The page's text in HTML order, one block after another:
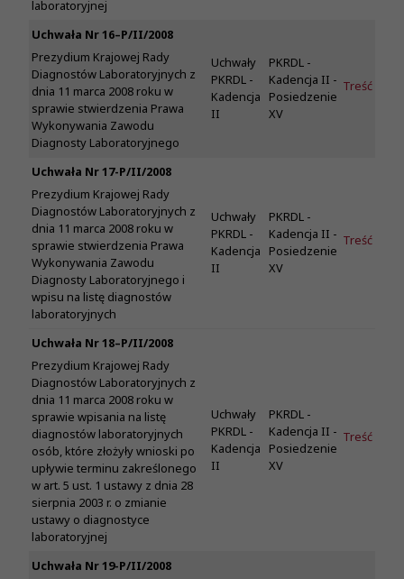
laboratoryjnej
Uchwała Nr 16–P/II/2008
Prezydium Krajowej Rady
Diagnostów Laboratoryjnych z
dnia 11 marca 2008 roku w
sprawie stwierdzenia Prawa
Wykonywania Zawodu
Diagnosty Laboratoryjnego
Uchwały
PKRDL -
Kadencja
II
PKRDL -
Kadencja II -
Posiedzenie
XV
Treść
Uchwała Nr 17-P/II/2008
Prezydium Krajowej Rady
Diagnostów Laboratoryjnych z
dnia 11 marca 2008 roku w
sprawie stwierdzenia Prawa
Wykonywania Zawodu
Diagnosty Laboratoryjnego i
wpisu na listę diagnostów
laboratoryjnych
Uchwały
PKRDL -
Kadencja
II
PKRDL -
Kadencja II -
Posiedzenie
XV
Treść
Uchwała Nr 18–P/II/2008
Prezydium Krajowej Rady
Diagnostów Laboratoryjnych z
dnia 11 marca 2008 roku w
sprawie wpisania na listę
diagnostów laboratoryjnych
osób, które złożyły wnioski po
upływie terminu zakreślonego
w art. 5 ust. 1 ustawy z dnia 28
sierpnia 2003 r. o zmianie
ustawy o diagnostyce
laboratoryjnej
Uchwały
PKRDL -
Kadencja
II
PKRDL -
Kadencja II -
Posiedzenie
XV
Treść
Uchwała Nr 19-P/II/2008